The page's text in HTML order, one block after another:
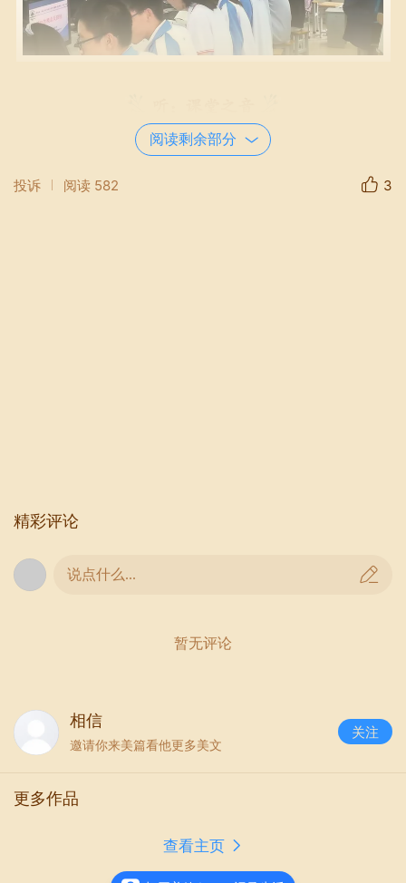
第一堂课由东方市铁路中学张淑英老师执教。
张老师教态自然大方，为大家展示了高一年级
黄老师为我们带来了高一年级《天天向上的力
量——计算机解决问题的过程》一课。黄老师
阅读剩余部分
投诉 阅读 582 3
精彩评论
说点什么...
暂无评论
相信
邀请你来美篇看他更多美文
关注
更多作品
查看主页